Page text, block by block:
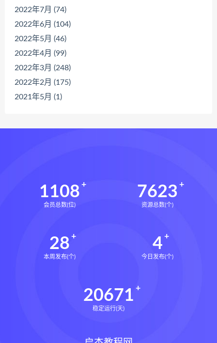
2022年7月 (74)
2022年6月 (104)
2022年5月 (46)
2022年4月 (99)
2022年3月 (248)
2022年2月 (175)
2021年5月 (1)
1108
会员总数(位)
7623
资源总数(个)
28
本周发布(个)
4
今日发布(个)
20671
稳定运行(天)